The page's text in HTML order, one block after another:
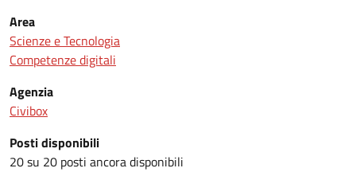
Area
Scienze e Tecnologia
Competenze digitali
Agenzia
Civibox
Posti disponibili
20 su 20 posti ancora disponibili